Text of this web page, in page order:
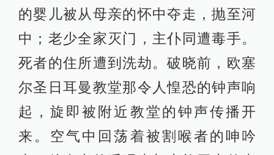
的婴儿被从母亲的怀中夺走，抛至河
中；老少全家灭门，主仆同遭毒手。
死者的住所遭到洗劫。破晓前，欧塞
尔圣日耳曼教堂那令人惶恐的钟声响
起，旋即被附近教堂的钟声传播开
来。空气中回荡着被割喉者的呻吟